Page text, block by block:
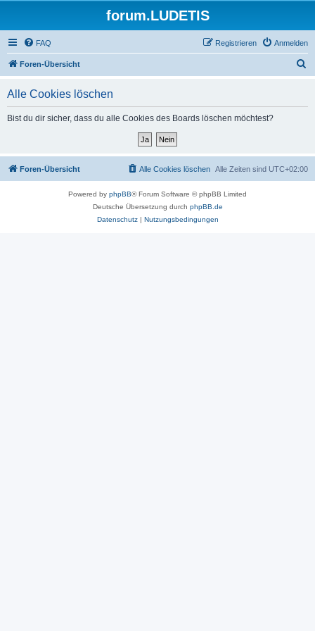
forum.LUDETIS
FAQ Anmelden
Registrieren
Foren-Übersicht
Alle Cookies löschen
Bist du dir sicher, dass du alle Cookies des Boards löschen möchtest?
Foren-Übersicht Alle Zeiten sind UTC+02:00
Alle Cookies löschen
Powered by phpBB® Forum Software © phpBB Limited
Deutsche Übersetzung durch phpBB.de
Datenschutz| Nutzungsbedingungen